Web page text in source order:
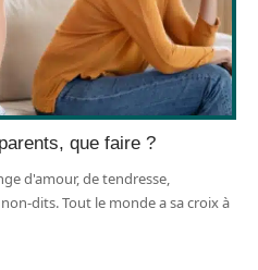
que faire ?
d'amour, de tendresse,
dits. Tout le monde a sa croix à